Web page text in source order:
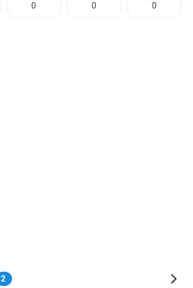
0 0 0
2